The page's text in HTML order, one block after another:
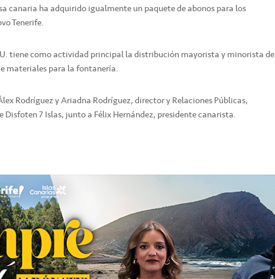
canaria ha adquirido igualmente un paquete de abonos para los
Tenerife.
tiene como actividad principal la distribución mayorista y minorista de
materiales para la fontanería.
Rodríguez y Ariadna Rodríguez, director y Relaciones Públicas,
Disfoten 7 Islas, junto a Félix Hernández, presidente canarista.